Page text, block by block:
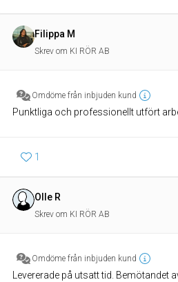
Filippa M
Skrev om KI RÖR AB
Omdöme från inbjuden kund
Punktliga och professionellt utfört
1
Olle R
Skrev om KI RÖR AB
Omdöme från inbjuden kund
Levererade på utsatt tid. Bemötandet